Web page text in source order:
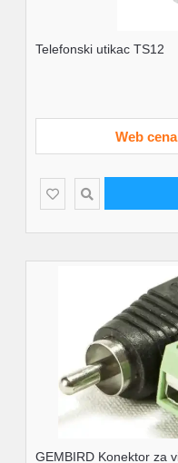
Telefonski utikac TS12
Web cena
GEMBIRD Konektor za